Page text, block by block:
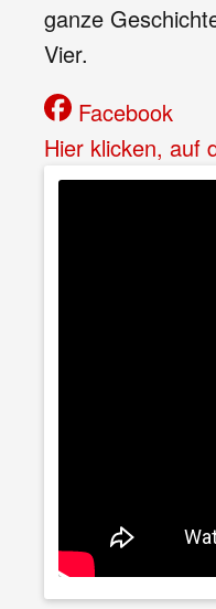
ganze
Vier.
Facebook
Hier klicken, auf